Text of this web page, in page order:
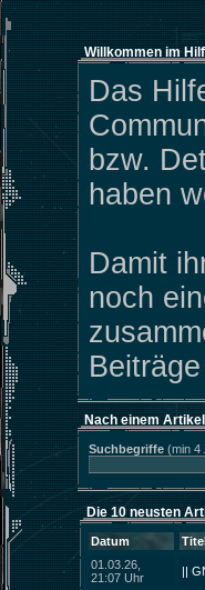
Willkommen im
Das
bzw.
haben
Damit
noch
Nach einem
Suchbegriffe(min 4
Die 10 neusten
Datum
01.03.26,
21:07 Uhr
||